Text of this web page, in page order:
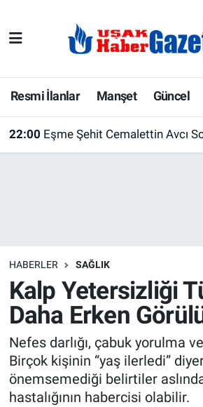
Resmi İlanlar Manşet Güncel
22:00 Eşme Şehit Cemalettin Avcı Sosyal Bilimler
HABERLER SAĞLIK
Kalp Yetersizliği
Daha Erken
Nefes darlığı, çabuk yorulma
Birçok kişinin “yaş ilerledi”
önemsemediği belirtiler
hastalığının habercisi olabilir.
E-Gazete
Ekonomi
Köşe Yazarları
Kültür Sanat
Manşet
Resmi İlanlar
Uşak Hava Durumu
Uşak Trafik Yoğunluk Haritası